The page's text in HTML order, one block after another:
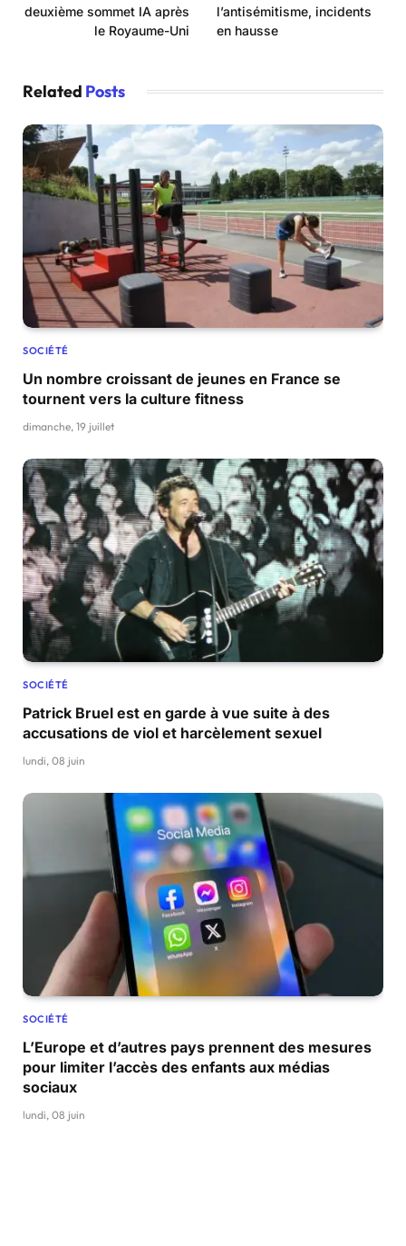
deuxième sommet IA après
le Royaume-Uni
l’antisémitisme, incidents
en hausse
Related Posts
SOCIÉTÉ
Un nombre croissant de jeunes en France se
tournent vers la culture fitness
dimanche, 19 juillet
SOCIÉTÉ
Patrick Bruel est en garde à vue suite à des
accusations de viol et harcèlement sexuel
lundi, 08 juin
SOCIÉTÉ
L’Europe et d’autres pays prennent des mesures
pour limiter l’accès des enfants aux médias
sociaux
lundi, 08 juin